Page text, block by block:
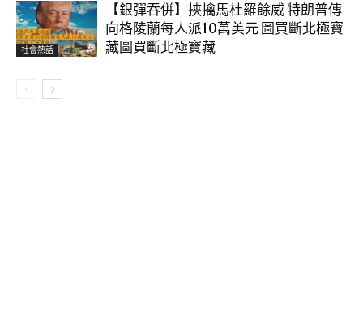
社會熱話
【銀彈吞併】挾擒馬杜羅餘威 特朗普傳
向格陵蘭每人派10萬美元 圖買斷北極寶
藏圖買斷北極寶藏